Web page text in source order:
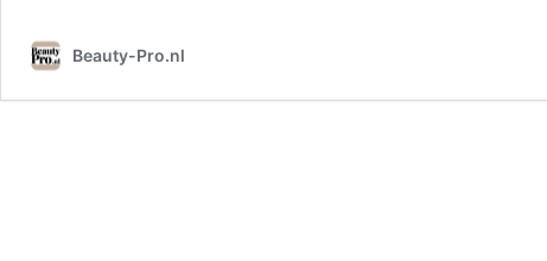
Beauty-Pro.nl